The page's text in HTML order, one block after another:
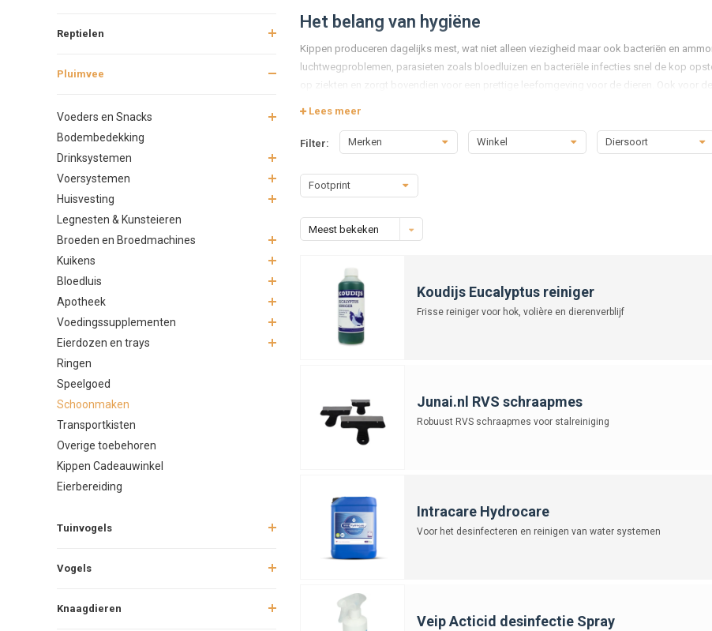
Reptielen
Pluimvee
Voeders en Snacks
Bodembedekking
Drinksystemen
Voersystemen
Huisvesting
Legnesten & Kunsteieren
Broeden en Broedmachines
Kuikens
Bloedluis
Apotheek
Voedingssupplementen
Eierdozen en trays
Ringen
Speelgoed
Schoonmaken
Transportkisten
Overige toebehoren
Kippen Cadeauwinkel
Eierbereiding
Tuinvogels
Vogels
Knaagdieren
Het belang van hygiëne
Kippen produceren dagelijks mest, wat niet alleen viezigheid maar ook bacteriën en
luchtwegproblemen, parasieten zoals bloedluizen en bacteriële infecties snel de kop
op ziekten en zorgt bovendien voor een prettige leefomgeving voor de dieren. Ook voor
Schoonmaakmiddelen voor kippenhokken
Desinfectiemiddelen:
Natuurlijke producten:
Anti-parasitaire sprays:
Het is belangrijk om altijd producten te kiezen die speciaal ontwikkeld zijn voor
Onmisbare hulpmiddelen
Naast schoonmaakmiddelen zijn er ook praktische hulpmiddelen die het werk
beschermen je huid tegen vuil en schoonmaakmiddelen.
Hogedrukspuit:
vooral nuttig voor een grondige reiniging bij grotere hokken of
Goed materiaal maakt schoonmaken niet alleen sneller maar ook grondiger, wat de
Een goed schoonmaakschema voorkomt dat het werk zich opstapelt en houdt het hok
Dagelijks
Verwijder natte plekken in de bodembedekking.
Controleer zitstokken en legnesten op vuil en veren.
Lees meer
Filter: Merken Winkel Diersoort
Footprint
Meest bekeken
Koudijs Eucalyptus reiniger
Frisse reiniger voor hok, volière en dierenverblijf
Junai.nl RVS schraapmes
Robuust RVS schraapmes voor stalreiniging
Intracare Hydrocare
Voor het desinfecteren en reinigen van water systemen
Veip Acticid desinfectie Spray